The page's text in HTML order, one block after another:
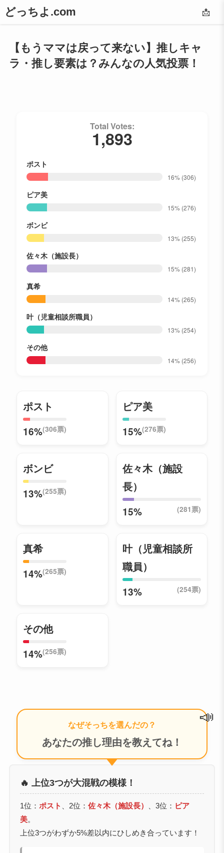
どっちよ.com 📩
【もうママは戻って来ない】推しキャ
ラ・推し要素は？みんなの人気投票！
Total Votes:
1,893
ポスト
16% (306)
ピア美
15% (276)
ボンビ
13% (255)
佐々木（施設長）
15% (281)
真希
14% (265)
叶（児童相談所職員）
13% (254)
その他
14% (256)
ポスト
16%(306票)
ピア美
15%(276票)
ボンビ
13%(255票)
佐々木（施設
長）
15% (281票)
真希
14%(265票)
叶（児童相談所
職員）
13% (254票)
その他
14%(256票)
なぜそっちを選んだの？
あなたの推し理由を教えてね！
📣
🔥 上位3つが大混戦の模様！
1位： ポスト 、2位： 佐々木（施設長） 、3位： ピア
美。
上位3つがわずか5%差以内にひしめき合っています！